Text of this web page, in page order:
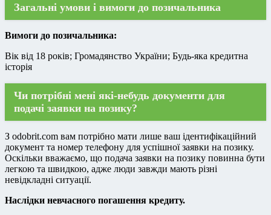
Загальні умови і вимоги до позичальника
Вимоги до позичальника:
Вік від 18 років; Громадянство України; Будь-яка кредитна
історія
Чи потрібні мені які-небудь документи для
подачі заявки на позику?
З odobrit.com вам потрібно мати лише ваш ідентифікаційний
документ та номер телефону для успішної заявки на позику.
Оскільки вважаємо, що подача заявки на позику повинна бути
легкою та швидкою, адже люди завжди мають різні
невідкладні ситуації.
Наслідки невчасного погашення кредиту.